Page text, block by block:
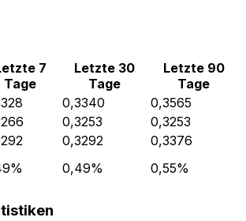
7
Tage
Letzte 30
Tage
Letzte 90
Tage
0,3340
0,3565
0,3253
0,3253
0,3292
0,3376
0,49% 0,55%